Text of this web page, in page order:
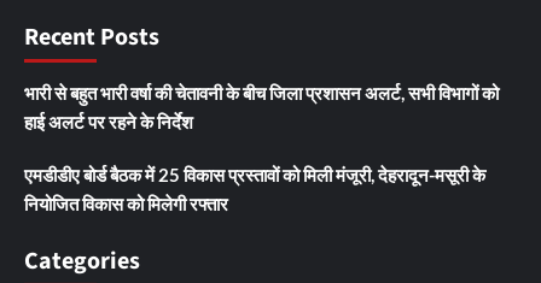
Recent Posts
भारी से बहुत भारी वर्षा की चेतावनी के बीच जिला प्रशासन अलर्ट, सभी विभागों को
हाई अलर्ट पर रहने के निर्देश
एमडीडीए बोर्ड बैठक में 25 विकास प्रस्तावों को मिली मंजूरी, देहरादून-मसूरी के
नियोजित विकास को मिलेगी रफ्तार
Categories